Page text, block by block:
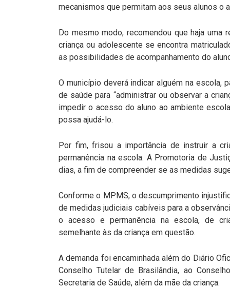
mecanismos que permitam aos seus alunos o
Do mesmo modo, recomendou que haja
criança ou adolescente se encontra
as possibilidades de acompanhamento do
O município deverá indicar alguém na escola,
de saúde para “administrar ou observar a
impedir o acesso do aluno ao ambiente
possa ajudá-lo.
Por fim, frisou a importância de instruir a
permanência na escola. A Promotoria de
dias, a fim de compreender se as medidas
Conforme o MPMS, o descumprimento
de medidas judiciais cabíveis para a
o acesso e permanência na escola, de
semelhante às da criança em questão.
A demanda foi encaminhada além do Diário
Conselho Tutelar de Brasilândia, ao
Secretaria de Saúde, além da mãe da criança.